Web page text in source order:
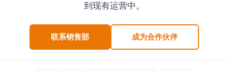
到现有运营中。
联系销售部 成为合作伙伴